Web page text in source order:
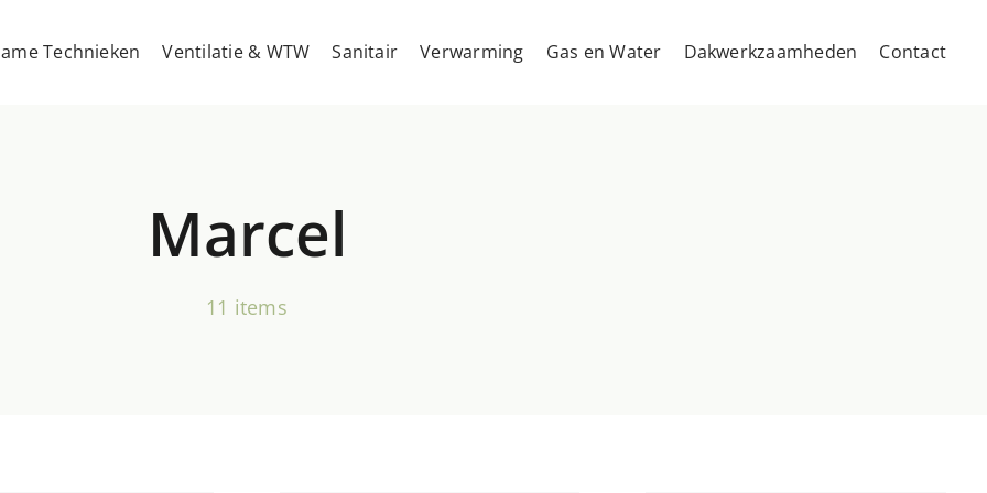
Technieken Ventilatie & WTW Sanitair Verwarming Gas en Water Dakwerkzaamheden Contact
Marcel
11 items